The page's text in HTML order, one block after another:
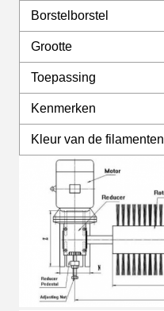
Borstelborstel
Grootte
Toepassing
Kenmerken
Kleur van de filamenten